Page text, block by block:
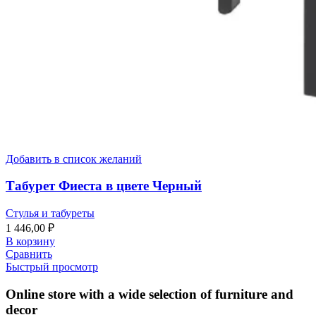
Добавить в список желаний
Табурет Фиеста в цвете Черный
Стулья и табуреты
1 446,00 ₽
В корзину
Сравнить
Быстрый просмотр
Online store with a wide selection of furniture and
decor